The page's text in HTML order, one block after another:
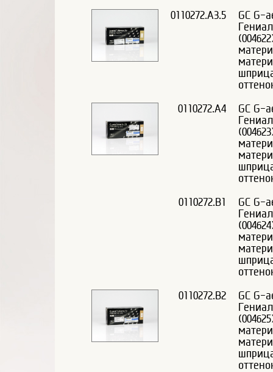
0110272.A3.5
GC G-
0110272.A4
GC G-
0110272.B1
GC G-
0110272.B2
GC G-